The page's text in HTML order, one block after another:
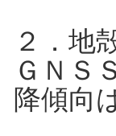
２．地
ＧＮＳ
降傾向